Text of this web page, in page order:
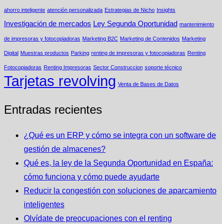
ahorro inteligente atención personalizada Estrategias de Nicho Insights
Investigación de mercados Ley Segunda Oportunidad mantenimiento
de impresoras y fotocopiadoras Marketing B2C Marketing de Contenidos Marketing
Digital Muestras productos Parking renting de impresoras y fotocopiadoras Renting
Fotocopiadoras Renting Impresoras Sector Construccion soporte técnico
Tarjetas revolving Venta de Bases de Datos
Entradas recientes
¿Qué es un ERP y cómo se integra con un software de
gestión de almacenes?
Qué es, la ley de la Segunda Oportunidad en España:
cómo funciona y cómo puede ayudarte
Reducir la congestión con soluciones de aparcamiento
inteligentes
Olvídate de preocupaciones con el renting